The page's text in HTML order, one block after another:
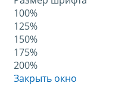
100%
125%
150%
175%
200%
Закрыть окно